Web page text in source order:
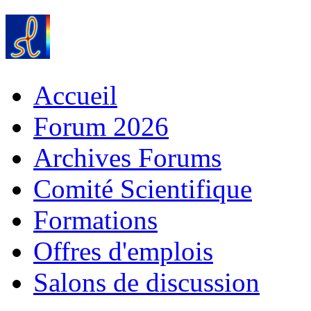
Accueil
Forum 2026
Archives Forums
Comité Scientifique
Formations
Offres d'emplois
Salons de discussion